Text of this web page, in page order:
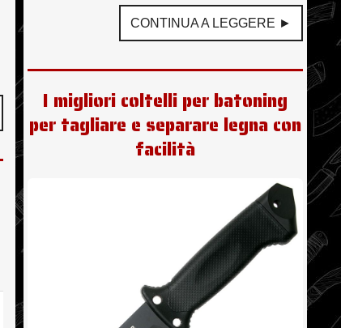
CONTINUA A LEGGERE ►
I migliori coltelli per batoning
per tagliare e separare legna con
facilità